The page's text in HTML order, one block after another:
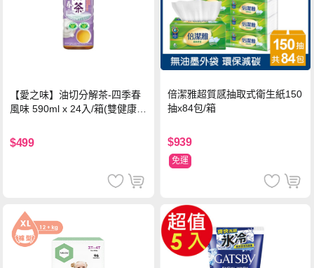
【愛之味】油切分解茶-四季春
風味 590ml x 24入/箱(雙健康認
$499
倍潔雅超質感抽取式衛生紙150
抽x84包/箱
$939
免運